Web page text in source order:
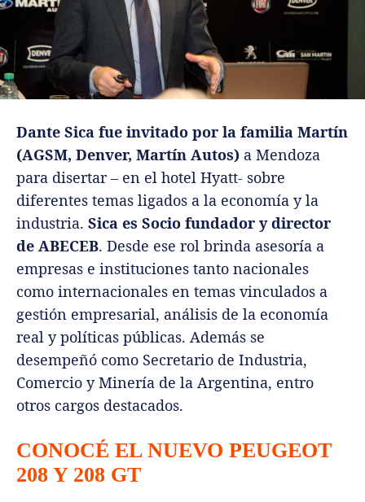
Dante Sica fue invitado por la familia Martín
(AGSM, Denver, Martín Autos) a Mendoza
para disertar – en el hotel Hyatt- sobre
diferentes temas ligados a la economía y la
industria. Sica es Socio fundador y director
de ABECEB. Desde ese rol brinda asesoría a
empresas e instituciones tanto nacionales
como internacionales en temas vinculados a
gestión empresarial, análisis de la economía
real y políticas públicas. Además se
desempeñó como Secretario de Industria,
Comercio y Minería de la Argentina, entro
otros cargos destacados.
CONOCÉ EL NUEVO PEUGEOT
208 Y 208 GT